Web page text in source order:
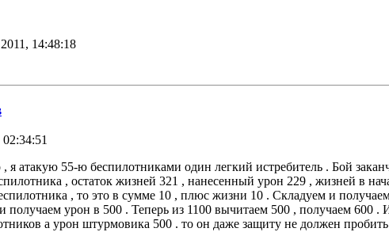
14:48:18
02:34:51
я атакую 55-ю беспилотниками один легкий истребитель . Бой
, остаток жизней 321 , нанесенный урон 229 , жизней в
, то это в сумме 10 , плюс жизни 10 . Складуем и
получаем урон в 500 . Теперь из 1100 вычитаем 500 , получаем 600
а урон штурмовика 500 . то он даже защиту не должен